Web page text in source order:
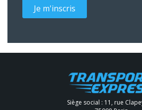
Je m'inscris
Siège social : 11, rue